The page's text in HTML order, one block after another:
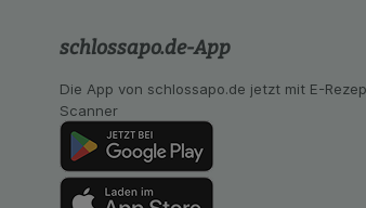
schlossapo.de-App
Die App von schlossapo.de jetzt mit E-
Scanner